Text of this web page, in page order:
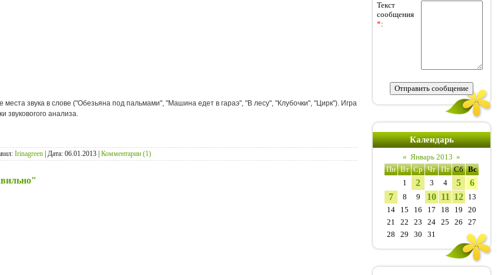
места звука в слове ("Обезьяна под пальмами", "Машина едет в гараэ", "В лесу", "Клубочки", "Цирк"). Игра
анализа.
Irinagreen | Дата: 06.01.2013 Комментарии (1)
Текст
сообщения
*:
Календарь
« Январь 2013 »
Пн Вт Ср Чт Пт Сб Вс
1
2 3 4 5
6
7
8 9 10 11 12 13
14
15 16 17 18 19
20
21
22 23 24 25 26
27
28
29 30 31